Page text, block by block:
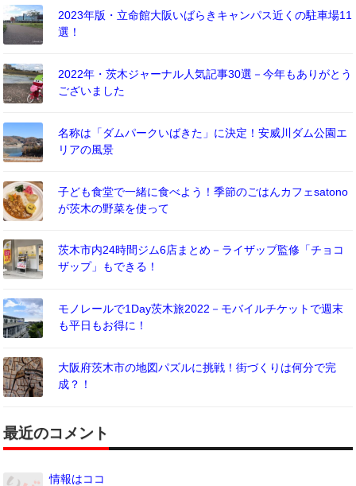
2023年版・立命館大阪いばらきキャンパス近くの駐車場11
選！
2022年・茨木ジャーナル人気記事30選－今年もありがとう
ございました
名称は「ダムパークいばきた」に決定！安威川ダム公園エ
リアの風景
子ども食堂で一緒に食べよう！季節のごはんカフェsatono
が茨木の野菜を使って
茨木市内24時間ジム6店まとめ－ライザップ監修「チョコ
ザップ」もできる！
モノレールで1Day茨木旅2022－モバイルチケットで週末
も平日もお得に！
大阪府茨木市の地図パズルに挑戦！街づくりは何分で完
成？！
最近のコメント
情報はココ